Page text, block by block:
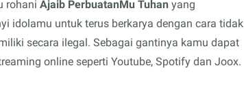
rohani Ajaib PerbuatanMu Tuhan yang
idolamu untuk terus berkarya dengan cara tidak
secara ilegal. Sebagai gantinya kamu dapat
online seperti Youtube, Spotify dan Joox.